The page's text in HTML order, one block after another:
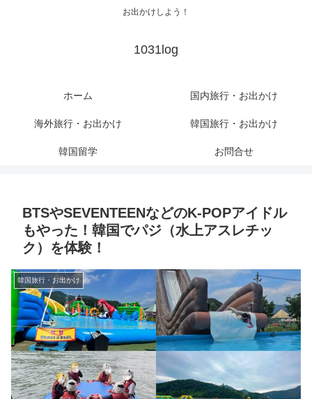
お出かけしよう！
1031log
ホーム 国内旅行・お出かけ
海外旅行・お出かけ 韓国旅行・お出かけ
韓国留学 お問合せ
BTSやSEVENTEENなどのK-POPアイドル
もやった！韓国でパジ（水上アスレチッ
ク）を体験！
韓国旅行・お出かけ